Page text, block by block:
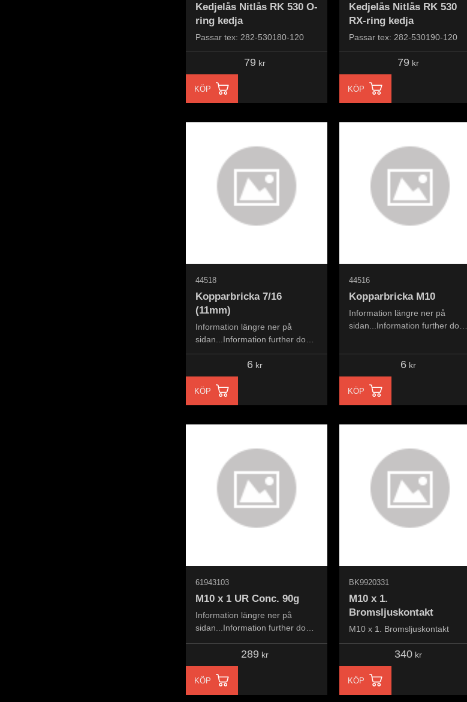
Kedjelås Nitlås RK 530 O-
ring kedja
Passar tex: 282-530180-120
79kr
KÖP
Kedjelås Nitlås RK 530
RX-ring kedja
Passar tex: 282-530190-120
79kr
KÖP
Kopparbricka 7/16
(11mm)
Information längre ner på
sidan...Information further down
the page...
44518
6kr
KÖP
Kopparbricka M10
Information längre ner på
sidan...Information further down
44516
6kr
KÖP
M10 x 1 UR Conc. 90g
Information längre ner på
sidan...Information further down
61943103
289kr
KÖP
M10 x 1.
Bromsljuskontakt
M10 x 1. Bromsljuskontakt
BK9920331
340kr
KÖP